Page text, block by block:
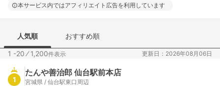
本サービス内ではアフィリエイト広告を利用しています
人気順 おすすめ順
1 -20 ⁄1,200件表示 更新日：2026年08月06日
1
たんや善治郎 仙台駅前本店
宮城県 / 仙台駅東口周辺